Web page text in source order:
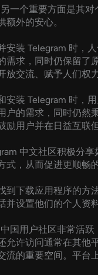
一个重要方面是其
额外的安心。
安装 Telegram 时，
需求，同时仍保留了
放交流、赋予人们权
安装 Telegram 时，
户的需求，同时仍然
励用户并在日益互联
中文社区积极分
式，从而促进更顺畅
到下载应用程序的方
并设置他们的个人资
国用户社区非常活
允许访问通常在其他
流的重要空间。平台